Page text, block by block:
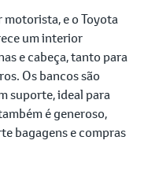
e o Toyota
um interior
e cabeça, tanto para
Os bancos são
suporte, ideal para
é generoso,
bagagens e compras